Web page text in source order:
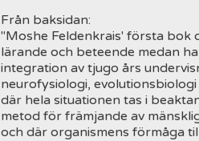
Från baksidan:
"Moshe Feldenkrais' första bok
lärande och beteende medan
integration av tjugo års
neurofysiologi,
där hela situationen tas i
metod för främjande av
och där organismens förmåga